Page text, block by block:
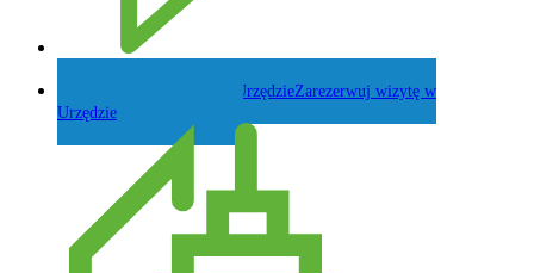
Zarezerwuj wizytę w
Urzędzie